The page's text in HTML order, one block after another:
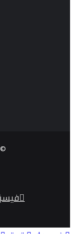
© 2026، جميع الحقوق محفوظة